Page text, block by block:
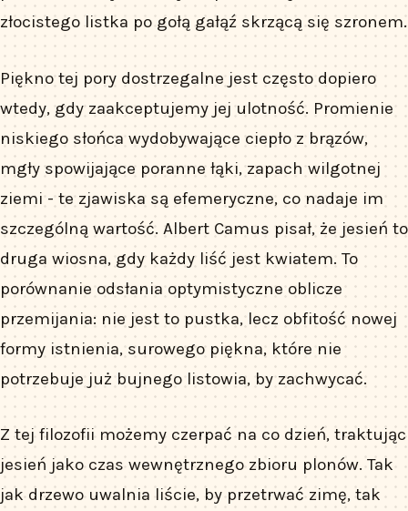
złocistego listka po gołą gałąź skrzącą się szronem.
Piękno tej pory dostrzegalne jest często dopiero
wtedy, gdy zaakceptujemy jej ulotność. Promienie
niskiego słońca wydobywające ciepło z brązów,
mgły spowijające poranne łąki, zapach wilgotnej
ziemi - te zjawiska są efemeryczne, co nadaje im
szczególną wartość. Albert Camus pisał, że jesień to
druga wiosna, gdy każdy liść jest kwiatem. To
porównanie odsłania optymistyczne oblicze
przemijania: nie jest to pustka, lecz obfitość nowej
formy istnienia, surowego piękna, które nie
potrzebuje już bujnego listowia, by zachwycać.
Z tej filozofii możemy czerpać na co dzień, traktując
jesień jako czas wewnętrznego zbioru plonów. Tak
jak drzewo uwalnia liście, by przetrwać zimę, tak